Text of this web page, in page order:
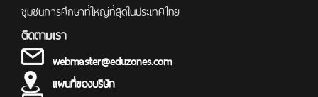
ชุมชนการศึกษาที่ใหญ่ที่สุดในประเทศไทย
ติดตามเรา
webmaster@eduzones.com
แผนที่ของบริษัท